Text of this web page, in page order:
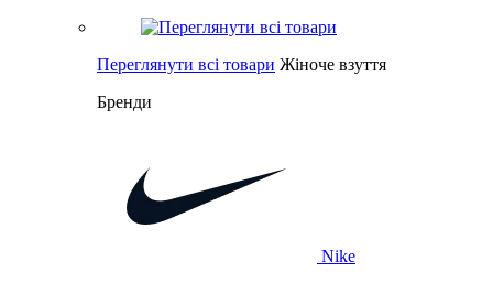
Переглянути всі товари Жіноче взуття
Бренди
Nike